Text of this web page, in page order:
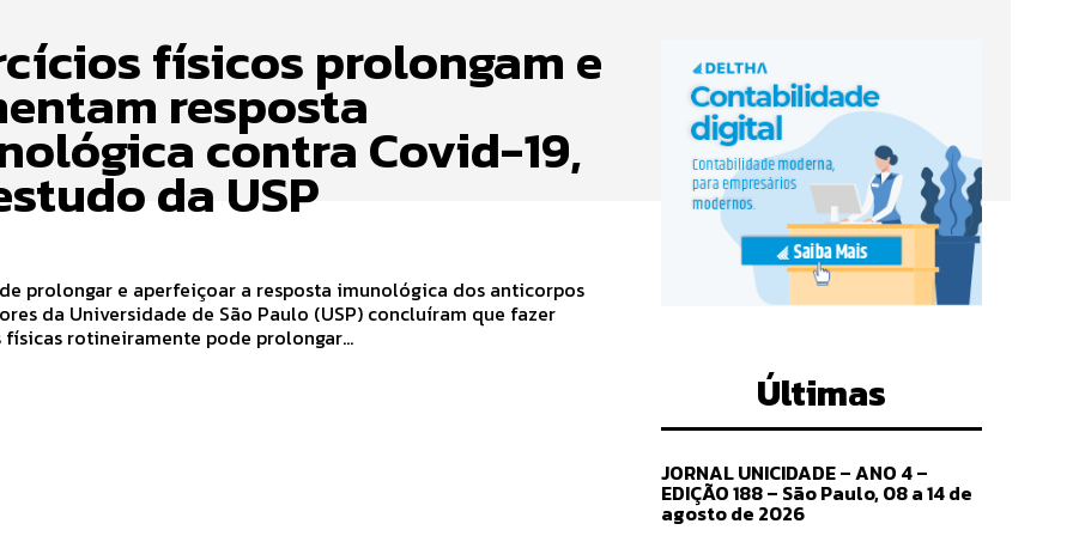
físicos prolongam e
resposta
contra Covid-19,
da USP
prolongar e aperfeiçoar a resposta imunológica dos anticorpos
da Universidade de São Paulo (USP) concluíram que fazer
rotineiramente pode prolongar...
Últimas
JORNAL UNICIDADE – ANO 4 –
EDIÇÃO 188 – São Paulo, 08 a 14 de
agosto de 2026